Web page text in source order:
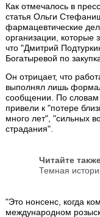
Как отмечалось в
статья Ольги
фармацевтические
организации, которые
что "Дмитрий
Богатыревой по
Он отрицает, что
выполнял лишь
сообщении. По словам
привели к "потере
много лет", "сильных
страдания".
Читайте
Темная
"Это нонсенс, когда
международном